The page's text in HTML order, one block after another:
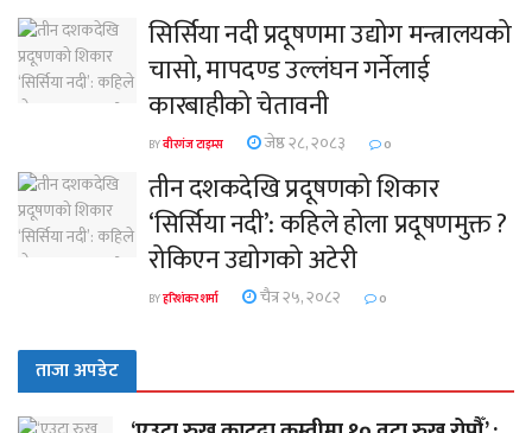
सिर्सिया नदी प्रदूषणमा उद्योग मन्त्रालयको
चासो, मापदण्ड उल्लंघन गर्नेलाई
कारबाहीको चेतावनी
BYवीरगंज टाइम्स जेष्ठ २८, २०८३ 0
तीन दशकदेखि प्रदूषणको शिकार
‘सिर्सिया नदी’: कहिले होला प्रदूषणमुक्त ?
रोकिएन उद्योगको अटेरी
BYहरिशंकर शर्मा चैत्र २५, २०८२ 0
ताजा अपडेट